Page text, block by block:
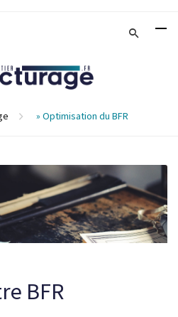
» Optimisation du BFR
BFR